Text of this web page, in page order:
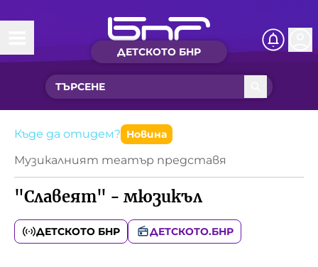
ДЕТСКОТО БНР
Начало
Какво ново?
Рубрики с вълшебства
Детско радио
Новините на детски език
Къде да отидем? Новина
Музикалният театър представя
"Славеят" - мюзикъл
ДЕТСКОТО БНР ДЕТСКОТО.БНР